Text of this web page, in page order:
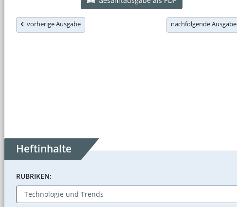
vorherige Ausgabe nachfolgende Ausgabe
Heftinhalte
RUBRIKEN: